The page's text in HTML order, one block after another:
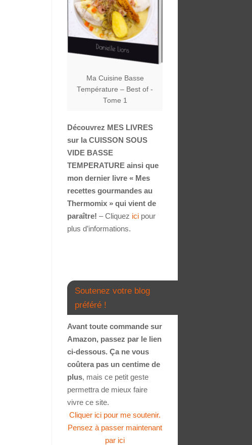
Ma Cuisine Basse
Température – Best of -
Tome 1
Découvrez MES LIVRES
sur la CUISSON SOUS
VIDE BASSE
TEMPERATURE ainsi que
mon dernier livre « Mes
recettes gourmandes au
Thermomix » qui vient de
paraître! – Cliquez ici pour
plus d’informations.
Soutenez votre blog
préféré !
Avant toute commande sur
Amazon, passez par le lien
ci-dessous. Ça ne vous
coûtera pas un centime de
plus, mais ce petit geste
permettra de mieux faire
vivre ce site.
Cliquer ici pour me soutenir.
Pensez à passer maintenant
par ici